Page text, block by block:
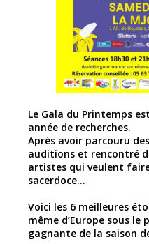
Le Gala du Printemps
année de recherches.
Après avoir parcouru
auditions et rencontré
artistes qui veulent
sacerdoce…
Voici les 6 meilleures
même d’Europe sous le
gagnante de la saison